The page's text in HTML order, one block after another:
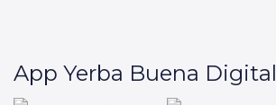
App Yerba Buena Digital